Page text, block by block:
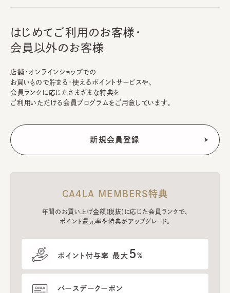
はじめてご利用のお客様・
会員以外のお客様
店舗・オンラインショップでの
お買いもので貯まる・使えるポイントサービスや、
会員ランクに応じたさまざまな特典を
ご利用いただける会員プログラムをご用意しています。
CA4LA MEMBERS特典
年間のお買い上げ金額(税抜)に応じた会員ランクで、
ポイント還元率や特典がアップグレード。
ポイント付与率 最大 5%
バースデークーポン